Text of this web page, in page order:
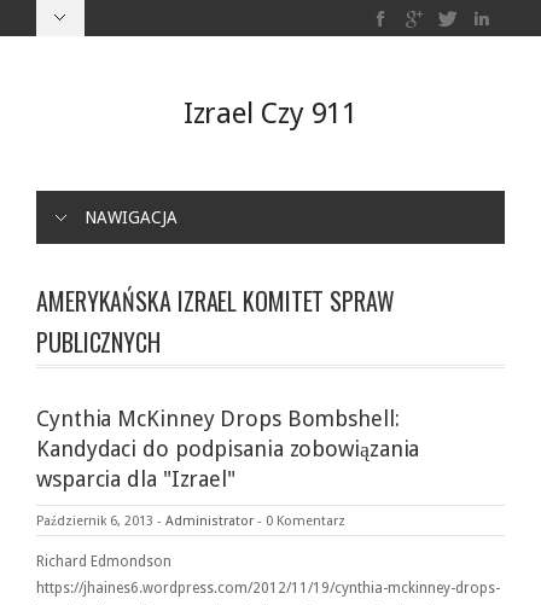
Izrael Czy 911
NAWIGACJA
AMERYKAŃSKA IZRAEL KOMITET SPRAW
PUBLICZNYCH
Cynthia McKinney Drops Bombshell:
Kandydaci do podpisania zobowiązania
wsparcia dla "Izrael"
Październik 6, 2013 - Administrator - 0 Komentarz
Richard Edmondson
https://jhaines6.wordpress.com/2012/11/19/cynthia-mckinney-drops-